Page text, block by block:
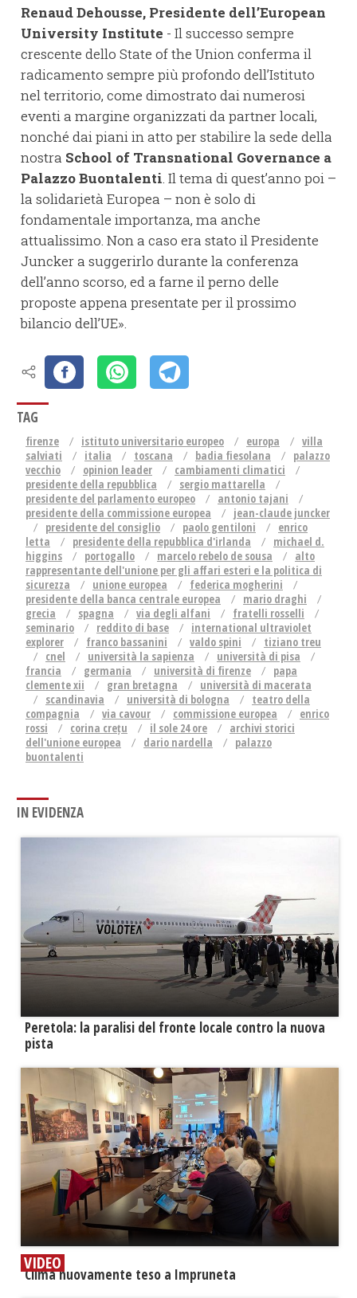
Renaud Dehousse, Presidente dell’European
University Institute - Il successo sempre
crescente dello State of the Union conferma il
radicamento sempre più profondo dell’Istituto
nel territorio, come dimostrato dai numerosi
eventi a margine organizzati da partner locali,
nonché dai piani in atto per stabilire la sede della
nostra School of Transnational Governance a
Palazzo Buontalenti. Il tema di quest’anno poi –
la solidarietà Europea – non è solo di
fondamentale importanza, ma anche
attualissimo. Non a caso era stato il Presidente
Juncker a suggerirlo durante la conferenza
dell’anno scorso, ed a farne il perno delle
proposte appena presentate per il prossimo
bilancio dell’UE».
TAG
firenze istituto universitario europeo europa
villa
salviati
italia toscana badia fiesolana
palazzo
vecchio
opinion leader
cambiamenti climatici
presidente della repubblica
sergio mattarella
presidente del parlamento europeo
antonio tajani
presidente della commissione europea
jean-claude juncker
presidente del consiglio
paolo gentiloni
enrico
letta
presidente della repubblica d'irlanda
michael d.
higgins
portogallo marcelo rebelo de sousa
alto
rappresentante dell'unione per gli affari esteri e la politica di
sicurezza
unione europea
federica mogherini
presidente della banca centrale europea
mario draghi
grecia
spagna via degli alfani
fratelli rosselli
seminario
reddito di base
international ultraviolet
explorer
franco bassanini valdo spini
tiziano treu
cnel
università la sapienza
università di pisa
francia
germania università di firenze
papa
clemente xii
gran bretagna
università di macerata
scandinavia
università di bologna
teatro della
compagnia
via cavour commissione europea
enrico
rossi
corina crețu il sole 24 ore
archivi storici
dell'unione europea
dario nardella
palazzo
buontalenti
IN EVIDENZA
Peretola: la paralisi del fronte locale contro la nuova
pista
VIDEO
​Clima nuovamente teso a Impruneta